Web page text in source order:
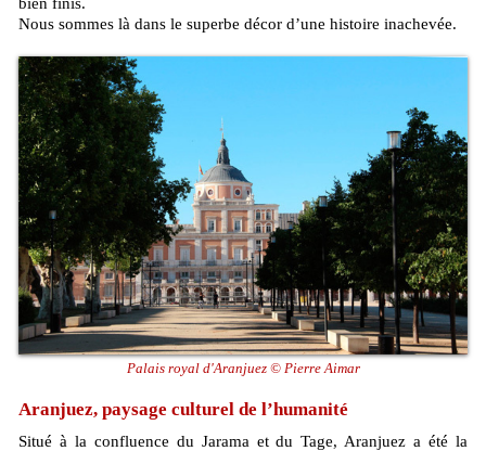
Nous sommes là dans le superbe décor d’une histoire inachevée.
Palais royal d'Aranjuez © Pierre Aimar
Aranjuez, paysage culturel de l’humanité
Situé à la confluence du Jarama et du Tage, Aranjuez a été la